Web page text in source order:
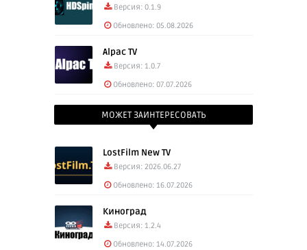
Версия: 0.1.9
Обновлено: 05.08.2026
Alpac TV
Версия: 1.0.7
Обновлено: 07.07.2026
МОЖЕТ ЗАИНТЕРЕСОВАТЬ
LostFilm New TV
Версия: 2026.06.27
Обновлено: 16.07.2026
Киноград
Версия: 1.2.4
Обновлено: 14.07.2026